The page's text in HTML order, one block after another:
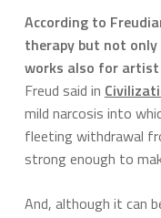
According to
therapy but not
works also for artist
Freud said in
mild narcosis into
fleeting withdrawal
strong enough to
And, although it can